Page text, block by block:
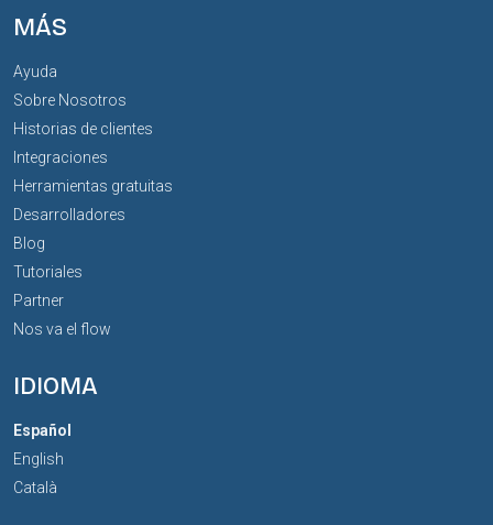
MÁS
Ayuda
Sobre Nosotros
Historias de clientes
Integraciones
Herramientas gratuitas
Desarrolladores
Blog
Tutoriales
Partner
Nos va el flow
IDIOMA
Español
English
Català